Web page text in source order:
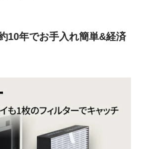
10年でお手入れ簡単&経済